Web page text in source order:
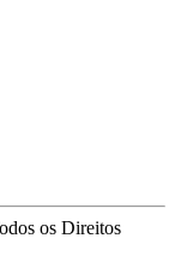
os Direitos